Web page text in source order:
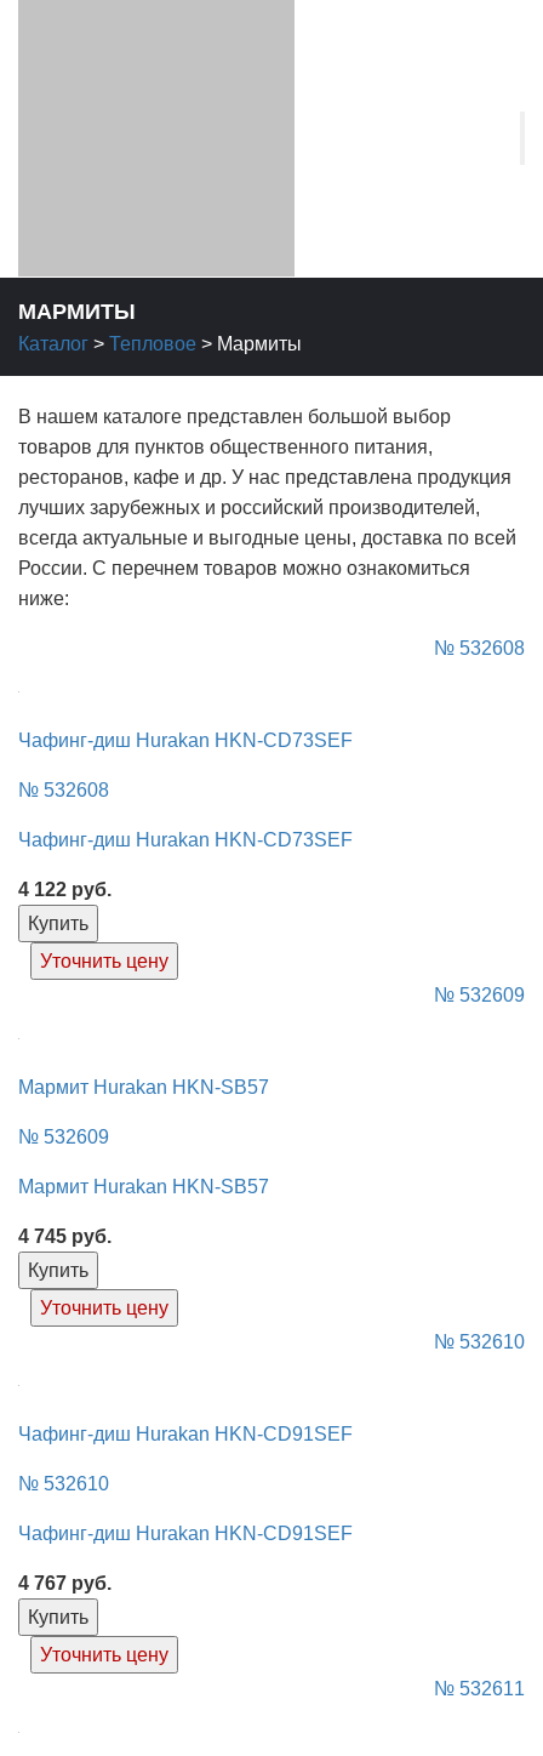
МАРМИТЫ
Каталог > Тепловое > Мармиты
В нашем каталоге представлен большой выбор
товаров для пунктов общественного питания,
ресторанов, кафе и др. У нас представлена продукция
лучших зарубежных и российский производителей,
всегда актуальные и выгодные цены, доставка по всей
России. С перечнем товаров можно ознакомиться
ниже:
№ 532608
Чафинг-диш Hurakan HKN-CD73SEF
№ 532608
Чафинг-диш Hurakan HKN-CD73SEF
4 122 руб.
Купить
Уточнить цену
№ 532609
Мармит Hurakan HKN-SB57
№ 532609
Мармит Hurakan HKN-SB57
4 745 руб.
Купить
Уточнить цену
№ 532610
Чафинг-диш Hurakan HKN-CD91SEF
№ 532610
Чафинг-диш Hurakan HKN-CD91SEF
4 767 руб.
Купить
Уточнить цену
№ 532611